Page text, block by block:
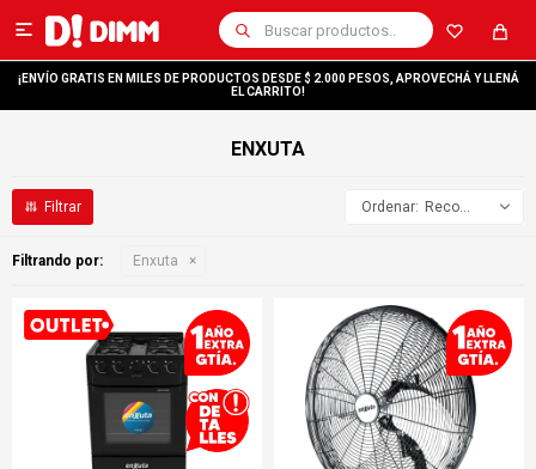

¡ENVÍO GRATIS EN MILES DE PRODUCTOS DESDE $ 2.000 PESOS, APROVECHÁ Y LLENÁ
EL CARRITO!
ENXUTA
Recomendados
Filtrando por: Enxuta